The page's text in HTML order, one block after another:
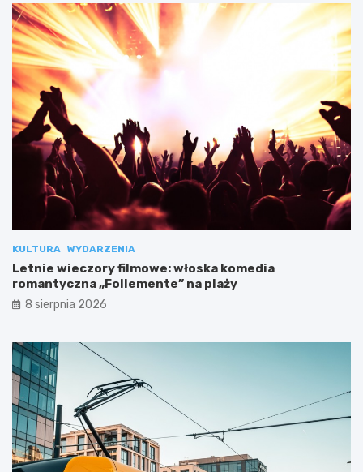
KULTURA WYDARZENIA
Letnie wieczory filmowe: włoska komedia
romantyczna „Follemente” na plaży
8 sierpnia 2026